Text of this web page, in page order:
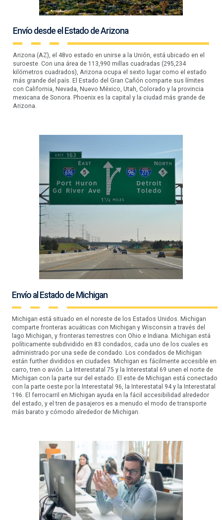
Envío desde el Estado de Arizona
Arizona (AZ), el 48vo estado en unirse a la Unión, está ubicado en el
suroeste. Con una área de 113,990 millas cuadradas (295,234
kilómetros cuadrados), Arizona ocupa el sexto lugar como el estado
más grande del país. El Estado del Gran Cañón comparte sus límites
con California, Nevada, Nuevo México, Utah, Colorado y la provincia
mexicana de Sonora. Phoenix es la capital y la ciudad más grande de
Arizona.
Envío al Estado de Michigan
Michigan está situado en el noreste de los Estados Unidos. Michigan
comparte fronteras acuáticas con Michigan y Wisconsin a través del
lago Michigan, y fronteras terrestres con Ohio e Indiana. Michigan está
políticamente subdividido en 83 condados, cada uno de los cuales es
administrado por una sede de condado. Los condados de Michigan
están further divididos en ciudades. Michigan es fácilmente accesible en
carro, tren o avión. La Interestatal 75 y la Interestatal 69 unen el norte de
Michigan con la parte sur del estado. El este de Michigan está conectado
con la parte oeste por la Interestatal 96, la Interestatal 94 y la Interestatal
196. El ferrocarril en Michigan ayuda en la fácil accesibilidad alrededor
del estado, y el tren de pasajeros es a menudo el modo de transporte
más barato y cómodo alrededor de Michigan.